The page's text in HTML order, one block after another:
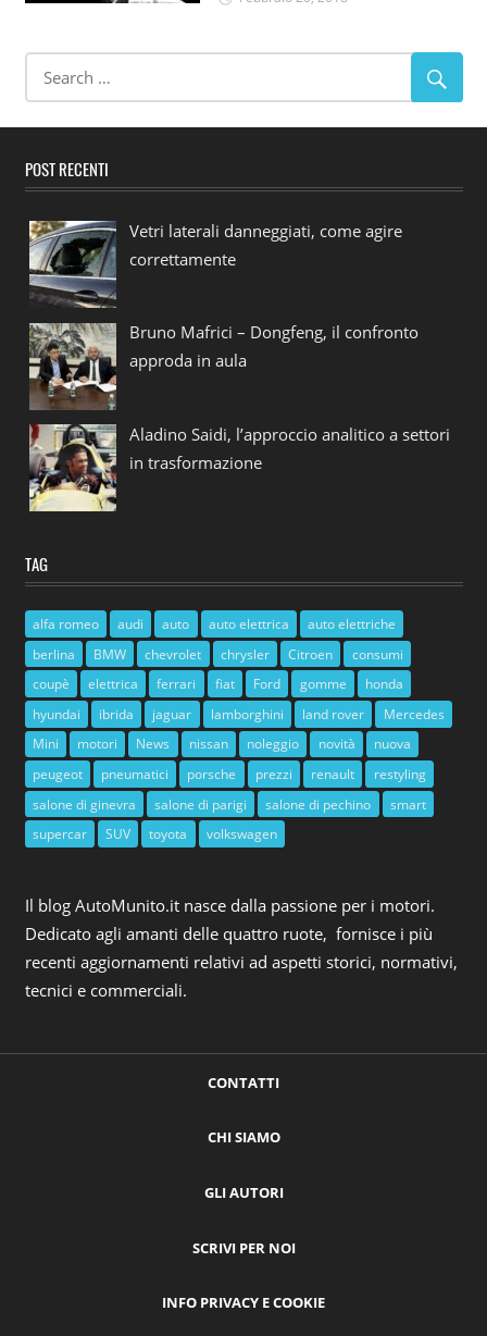
POST RECENTI
Vetri laterali danneggiati, come agire
correttamente
Bruno Mafrici – Dongfeng, il confronto
approda in aula
Aladino Saidi, l’approccio analitico a settori
in trasformazione
TAG
alfa romeo audi auto auto elettrica
auto elettriche
berlina
BMW chevrolet chrysler Citroen
consumi
coupè
elettrica ferrari fiat Ford gomme
honda
hyundai
ibrida jaguar lamborghini land rover
Mercedes
Mini
motori News nissan noleggio novità
nuova
peugeot
pneumatici porsche prezzi renault
restyling
salone di ginevra
salone di parigi salone di pechino
smart
supercar
SUV toyota volkswagen
Il blog AutoMunito.it nasce dalla passione per i motori.
Dedicato agli amanti delle quattro ruote, fornisce i più
recenti aggiornamenti relativi ad aspetti storici, normativi,
tecnici e commerciali.
CONTATTI
CHI SIAMO
GLI AUTORI
SCRIVI PER NOI
INFO PRIVACY E COOKIE